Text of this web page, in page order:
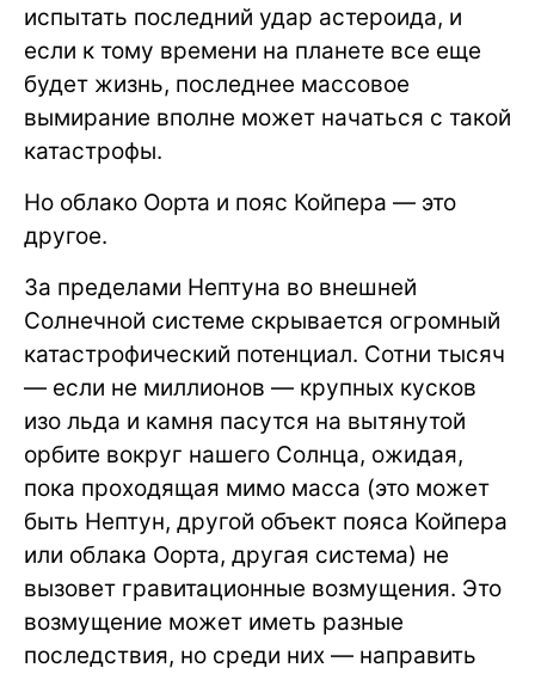
испытать последний удар астероида, и
если к тому времени на планете все еще
будет жизнь, последнее массовое
вымирание вполне может начаться с такой
катастрофы.
Но облако Оорта и пояс Койпера — это
другое.
За пределами Нептуна во внешней
Солнечной системе скрывается огромный
катастрофический потенциал. Сотни тысяч
— если не миллионов — крупных кусков
изо льда и камня пасутся на вытянутой
орбите вокруг нашего Солнца, ожидая,
пока проходящая мимо масса (это может
быть Нептун, другой объект пояса Койпера
или облака Оорта, другая система) не
вызовет гравитационные возмущения. Это
возмущение может иметь разные
последствия, но среди них — направить